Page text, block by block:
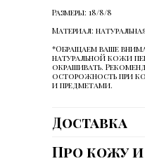
Размеры: 18/8/8
Материал:
*Обращаем ваше
натуральной кожи
окрашивать.
осторожность при
и предметами.
Доставка
Про кожу и
*INSTAGRAM ЯВЛЯЕТСЯ ЗАПРЕЩЕННОЙ НА
ДОГОВОР ПУБЛИЧНОЙ ОФЕРТЫ
ПОЛИТИКА КОНФИДЕНЦИАЛЬНОСТИ